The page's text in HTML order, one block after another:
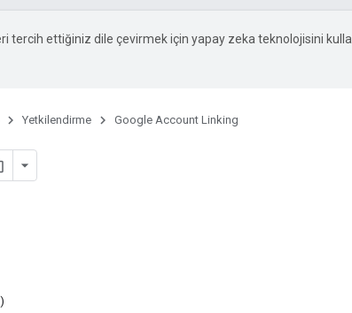
tercih ettiğiniz dile çevirmek için yapay zeka teknolojisini
Yetkilendirme Google Account Linking